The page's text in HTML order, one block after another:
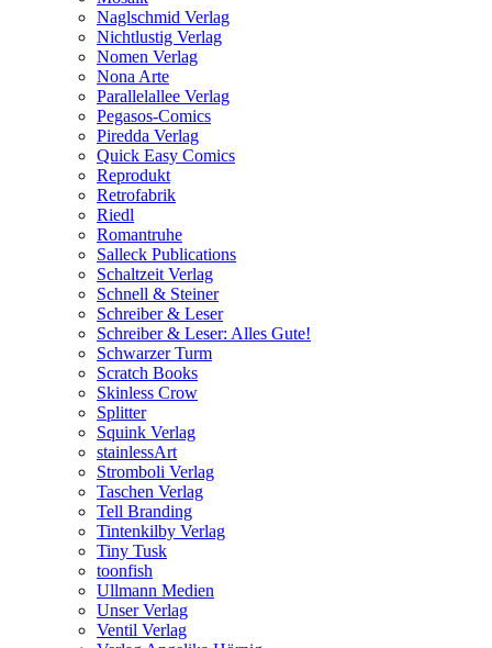
Naglschmid Verlag
Nichtlustig Verlag
Nomen Verlag
Nona Arte
Parallelallee Verlag
Pegasos-Comics
Piredda Verlag
Quick Easy Comics
Reprodukt
Retrofabrik
Riedl
Romantruhe
Salleck Publications
Schaltzeit Verlag
Schnell & Steiner
Schreiber & Leser
Schreiber & Leser: Alles Gute!
Schwarzer Turm
Scratch Books
Skinless Crow
Splitter
Squink Verlag
stainlessArt
Stromboli Verlag
Taschen Verlag
Tell Branding
Tintenkilby Verlag
Tiny Tusk
toonfish
Ullmann Medien
Unser Verlag
Ventil Verlag